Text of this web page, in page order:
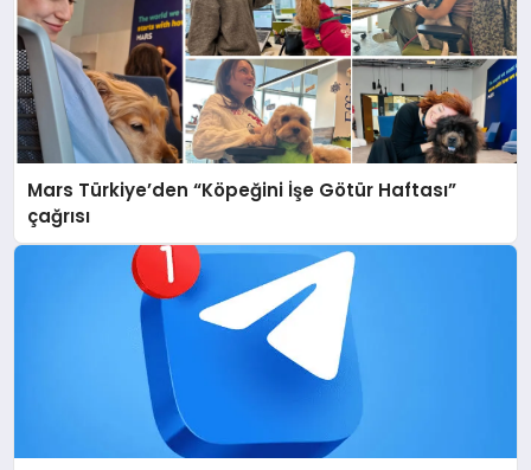
Mars Türkiye’den “Köpeğini İşe Götür Haftası”
çağrısı